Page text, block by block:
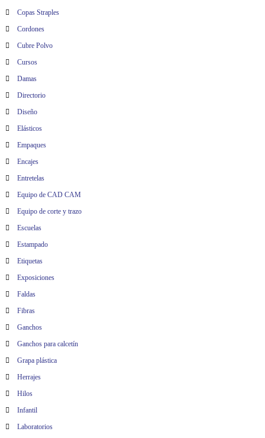
Copas Straples
Cordones
Cubre Polvo
Cursos
Damas
Directorio
Diseño
Elásticos
Empaques
Encajes
Entretelas
Equipo de CAD CAM
Equipo de corte y trazo
Escuelas
Estampado
Etiquetas
Exposiciones
Faldas
Fibras
Ganchos
Ganchos para calcetín
Grapa plástica
Herrajes
Hilos
Infantil
Laboratorios